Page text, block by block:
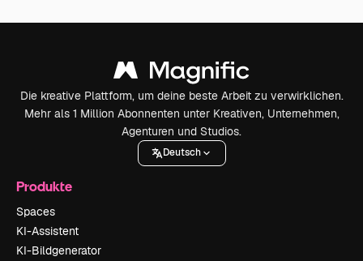
Die kreative Plattform, um deine beste Arbeit zu verwirklichen.
Mehr als 1 Million Abonnenten unter Kreativen, Unternehmen,
Agenturen und Studios.
Deutsch
Produkte
Spaces
KI-Assistent
KI-Bildgenerator